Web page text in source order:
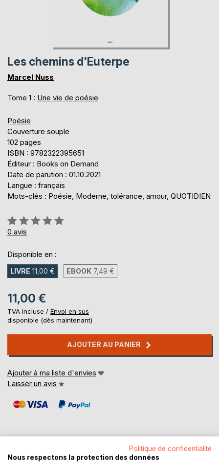
Les chemins d'Euterpe
Marcel Nuss
Tome 1 : Une vie de poésie
Poésie
Couverture souple
102 pages
ISBN : 9782322395651
Éditeur : Books on Demand
Date de parution : 01.10.2021
Langue : français
Mots-clés : Poésie, Moderne, tolérance, amour, QUOTIDIEN
Évaluation:
0%
0 avis
Disponible en :
LIVRE 11,00 € EBOOK 7,49 €
11,00 €
TVA incluse / Envoi en sus
disponible (dès maintenant)
AJOUTER AU PANIER
Ajouter à ma liste d'envies
Laisser un avis
DESCRIPTION
Politique de confidentialité
Nous respectons la protection des données